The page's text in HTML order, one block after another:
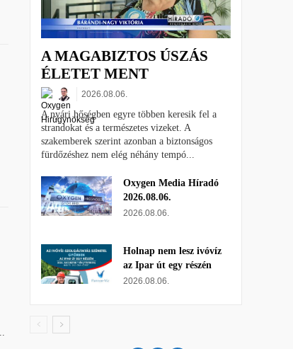
A MAGABIZTOS ÚSZÁS
ÉLETET MENT
2026.08.06.
A nyári hőségben egyre többen keresik fel a
strandokat és a természetes vizeket. A
szakemberek szerint azonban a biztonságos
fürdőzéshez nem elég néhány tempó...
Oxygen Media Híradó
2026.08.06.
2026.08.06.
Holnap nem lesz ivóvíz
az Ipar út egy részén
2026.08.06.